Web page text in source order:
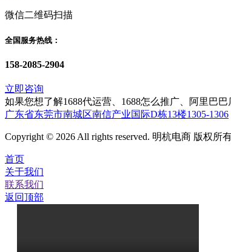
微信二维码扫描
全国服务热线：
158-2085-2904
立即咨询
如果您想了解1688代运营、1688怎么推广、阿里巴
广东省东莞市南城区南信产业国际D栋13楼1305-1306
Copyright © 2026 All rights reserved. 明杭电商 版权所
首页
关于我们
联系我们
返回顶部